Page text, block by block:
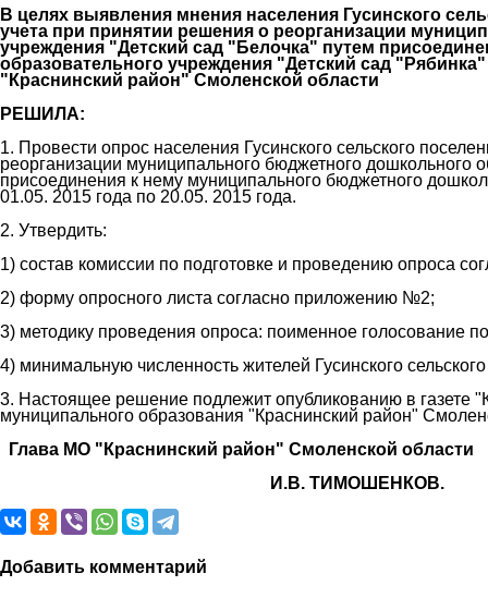
В целях выявления мнения населения Гусинского
учета при принятии решения о реорганизации
учреждения "Детский сад "Белочка" путем
образовательного учреждения "Детский сад
"Краснинский район" Смоленской области
РЕШИЛА:
1. Провести опрос населения Гусинского сельского
реорганизации муниципального бюджетного дошкольного
присоединения к нему муниципального бюджетного
01.05. 2015 года по 20.05. 2015 года.
2. Утвердить:
1) состав комиссии по подготовке и проведению опроса
2) форму опросного листа согласно приложению №2;
3) методику проведения опроса: поименное голосование
4) минимальную численность жителей Гусинского
3. Настоящее решение подлежит опубликованию в газете
муниципального образования "Краснинский район"
Глава МО "Краснинский район" Смоленской области
И.В. ТИМОШЕНКОВ.
Добавить комментарий